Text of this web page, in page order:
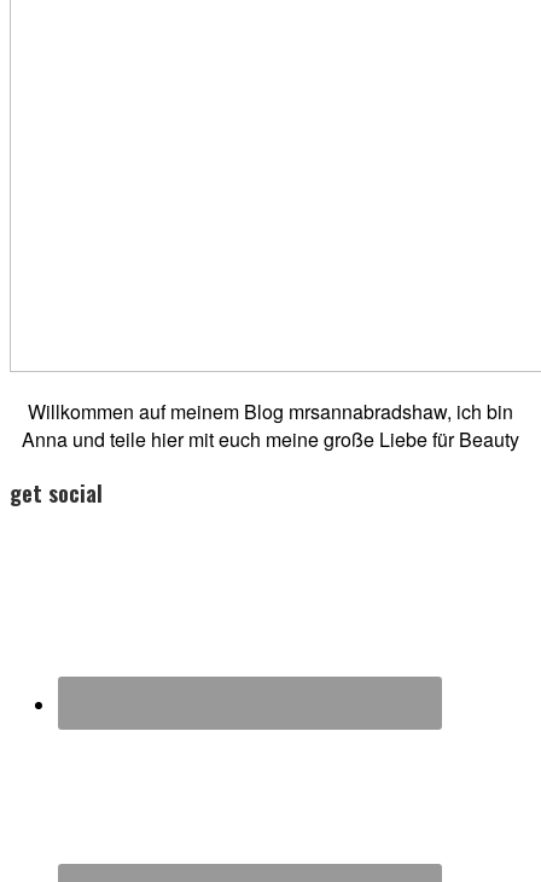
Willkommen auf meinem Blog mrsannabradshaw, ich bin
Anna und teile hier mit euch meine große Liebe für Beauty
get social